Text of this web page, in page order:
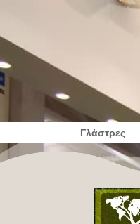
Γλάστρες